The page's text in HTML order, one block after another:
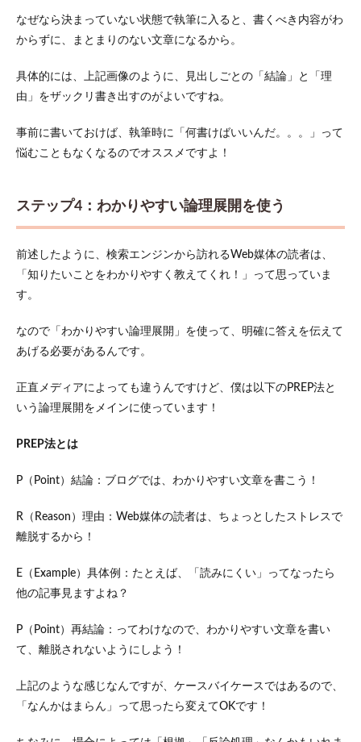
なぜなら決まっていない状態で執筆に入ると、書くべき内容がわ
からずに、まとまりのない文章になるから。
具体的には、上記画像のように、見出しごとの「結論」と「理
由」をザックリ書き出すのがよいですね。
事前に書いておけば、執筆時に「何書けばいいんだ。。。」って
悩むこともなくなるのでオススメですよ！
ステップ4：わかりやすい論理展開を使う
前述したように、検索エンジンから訪れるWeb媒体の読者は、
「知りたいことをわかりやすく教えてくれ！」って思っていま
す。
なので「わかりやすい論理展開」を使って、明確に答えを伝えて
あげる必要があるんです。
正直メディアによっても違うんですけど、僕は以下のPREP法と
いう論理展開をメインに使っています！
PREP法とは
P（Point）結論：ブログでは、わかりやすい文章を書こう！
R（Reason）理由：Web媒体の読者は、ちょっとしたストレスで
離脱するから！
E（Example）具体例：たとえば、「読みにくい」ってなったら
他の記事見ますよね？
P（Point）再結論：ってわけなので、わかりやすい文章を書い
て、離脱されないようにしよう！
上記のような感じなんですが、ケースバイケースではあるので、
「なんかはまらん」って思ったら変えてOKです！